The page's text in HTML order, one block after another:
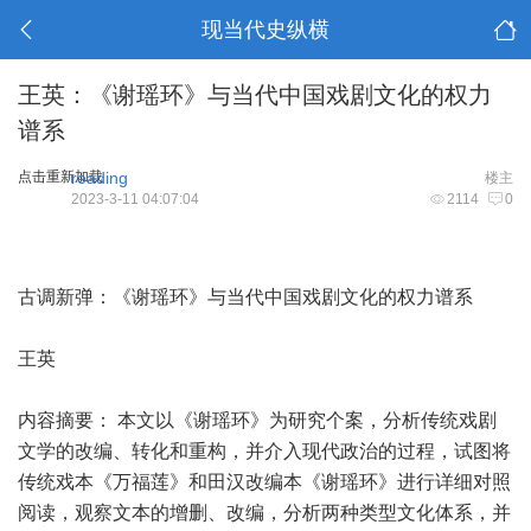
现当代史纵横
王英：《谢瑶环》与当代中国戏剧文化的权力
谱系
点击重新加载 楼主
reading
2114 0
2023-3-11 04:07:04
古调新弹：《谢瑶环》与当代中国戏剧文化的权力谱系
王英
内容摘要： 本文以《谢瑶环》为研究个案，分析传统戏剧
文学的改编、转化和重构，并介入现代政治的过程，试图将
传统戏本《万福莲》和田汉改编本《谢瑶环》进行详细对照
阅读，观察文本的增删、改编，分析两种类型文化体系，并